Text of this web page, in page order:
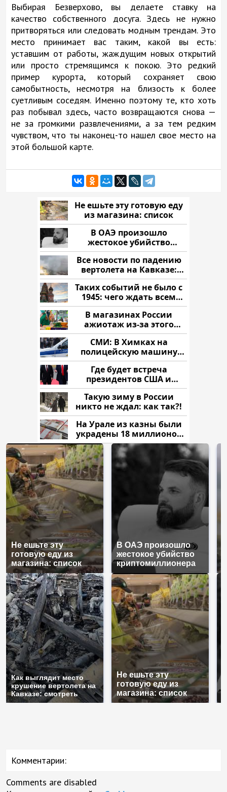
Выбирая Безверхово, вы делаете ставку на
качество собственного досуга. Здесь не нужно
притворяться или следовать модным трендам. Это
место принимает вас таким, какой вы есть:
уставшим от работы, жаждущим новых открытий
или просто стремящимся к покою. Это редкий
пример курорта, который сохраняет свою
самобытность, несмотря на близость к более
суетливым соседям. Именно поэтому те, кто хоть
раз побывал здесь, часто возвращаются снова —
не за громкими развлечениями, а за тем редким
чувством, что ты наконец-то нашел свое место на
этой большой карте.
Не ешьте эту готовую еду
из магазина: список
В ОАЭ произошло
жестокое убийство
криптомиллионера
Все новости по падению
вертолета на Кавказе:
читать здесь
Таких событий не было с
1945: чего ждать всем
нам?
В магазинах России
ажиотаж из-за этого
продукта: что купить?
СМИ: В Химках на
полицейскую машину
напали и подожгли.
Где будет встреча
президентов США и
России: Европа?
Такую зиму в России
никто не ждал: как так?!
На Урале из казны были
украдены 18 миллионов
рублей
Не ешьте эту
готовую еду из
магазина: список
В ОАЭ произошло
жестокое убийство
криптомиллионера
Как выглядит место
крушение вертолета на
Кавказе: смотреть
Не ешьте эту
готовую еду из
магазина: список
Комментарии:
Comments are disabled